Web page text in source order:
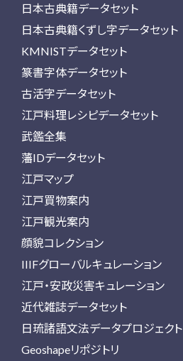
日本古典籍データセット
日本古典籍くずし字データセット
KMNISTデータセット
篆書字体データセット
古活字データセット
江戸料理レシピデータセット
武鑑全集
藩IDデータセット
江戸マップ
江戸買物案内
江戸観光案内
顔貌コレクション
IIIFグローバルキュレーション
江戸・安政災害キュレーション
近代雑誌データセット
日琉諸語文法データプロジェクト
Geoshapeリポジトリ